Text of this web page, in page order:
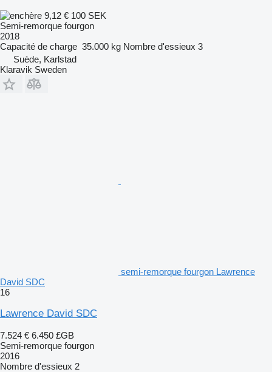
9,12 € 100 SEK
Semi-remorque fourgon
2018
Capacité de charge 35.000 kg Nombre d'essieux 3
Suède, Karlstad
Klaravik Sweden
semi-remorque fourgon Lawrence
David SDC
16
Lawrence David SDC
7.524 € 6.450 £GB
Semi-remorque fourgon
2016
Nombre d'essieux 2